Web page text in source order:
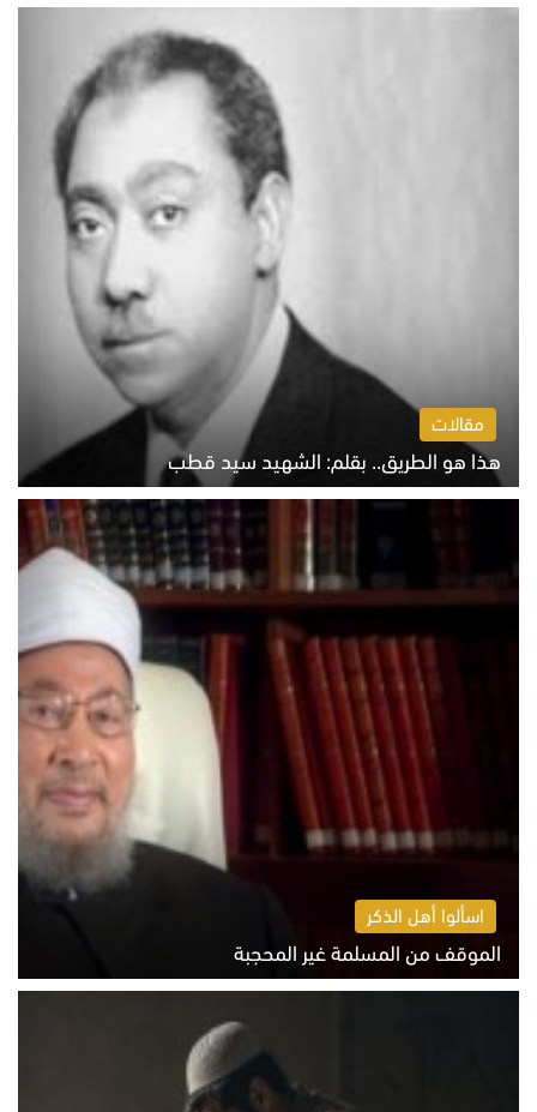
الخميس 6 أغسطس 2026 10:27 ص
مقالات
هذا هو الطريق.. بقلم: الشهيد سيد قطب
الخميس 6 أغسطس 2026 10:52 ص
اسألوا أهل الذكر
الموقف من المسلمة غير المحجبة
الخميس 6 أغسطس 2026 10:45 ص